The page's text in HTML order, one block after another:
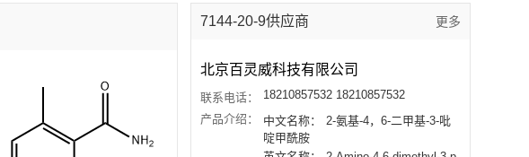
7144-20-9供应商 更多
北京百灵威科技有限公司
联系电话：
18210857532 18210857532
产品介绍：
中文名称：
2-氨基-4，6-二甲基-3-吡
啶甲酰胺